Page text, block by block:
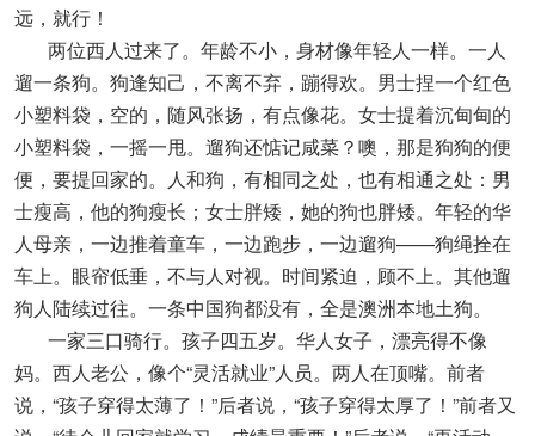
远，就行！
两位西人过来了。年龄不小，身材像年轻人一样。一人
遛一条狗。狗逢知己，不离不弃，蹦得欢。男士捏一个红色
小塑料袋，空的，随风张扬，有点像花。女士提着沉甸甸的
小塑料袋，一摇一甩。遛狗还惦记咸菜？噢，那是狗狗的便
便，要提回家的。人和狗，有相同之处，也有相通之处：男
士瘦高，他的狗瘦长；女士胖矮，她的狗也胖矮。年轻的华
人母亲，一边推着童车，一边跑步，一边遛狗——狗绳拴在
车上。眼帘低垂，不与人对视。时间紧迫，顾不上。其他遛
狗人陆续过往。一条中国狗都没有，全是澳洲本地土狗。
一家三口骑行。孩子四五岁。华人女子，漂亮得不像
妈。西人老公，像个“灵活就业”人员。两人在顶嘴。前者
说，“孩子穿得太薄了！”后者说，“孩子穿得太厚了！”前者又